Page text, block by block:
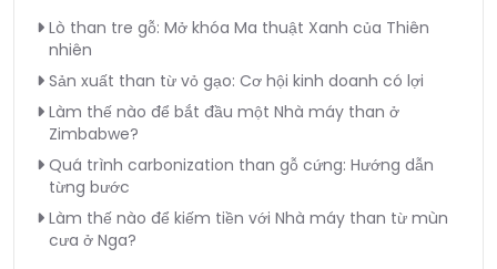
Lò than tre gỗ: Mở khóa Ma thuật Xanh của Thiên
nhiên
Sản xuất than từ vỏ gạo: Cơ hội kinh doanh có lợi
Làm thế nào để bắt đầu một Nhà máy than ở
Zimbabwe?
Quá trình carbonization than gỗ cứng: Hướng dẫn
từng bước
Làm thế nào để kiếm tiền với Nhà máy than từ mùn
cưa ở Nga?